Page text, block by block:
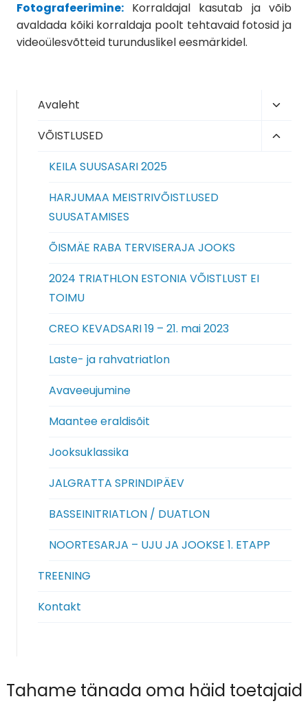
Fotografeerimine: Korraldajal kasutab ja võib
avaldada kõiki korraldaja poolt tehtavaid fotosid ja
videoülesvõtteid turunduslikel eesmärkidel.
Avaleht
menu
VÕISTLUSED
KEILA SUUSASARI 2025
HARJUMAA MEISTRIVÕISTLUSED
SUUSATAMISES
ÕISMÄE RABA TERVISERAJA JOOKS
2024 TRIATHLON ESTONIA VÕISTLUST EI
TOIMU
CREO KEVADSARI 19 – 21. mai 2023
Laste- ja rahvatriatlon
Avaveeujumine
Maantee eraldisõit
Jooksuklassika
JALGRATTA SPRINDIPÄEV
BASSEINITRIATLON / DUATLON
NOORTESARJA – UJU JA JOOKSE 1. ETAPP
TREENING
Kontakt
Tahame tänada oma häid toetajaid